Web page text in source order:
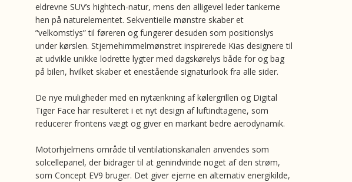
eldrevne SUV’s hightech-natur, mens den alligevel leder tankerne
hen på naturelementet. Sekventielle mønstre skaber et
”velkomstlys” til føreren og fungerer desuden som positionslys
under kørslen. Stjernehimmelmønstret inspirerede Kias designere til
at udvikle unikke lodrette lygter med dagskørelys både for og bag
på bilen, hvilket skaber et enestående signaturlook fra alle sider.
De nye muligheder med en nytænkning af kølergrillen og Digital
Tiger Face har resulteret i et nyt design af luftindtagene, som
reducerer frontens vægt og giver en markant bedre aerodynamik.
Motorhjelmens område til ventilationskanalen anvendes som
solcellepanel, der bidrager til at genindvinde noget af den strøm,
som Concept EV9 bruger. Det giver ejerne en alternativ energikilde,